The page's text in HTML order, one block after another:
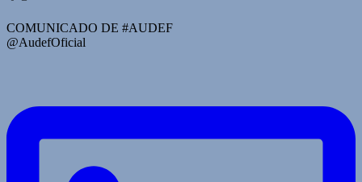
COMUNICADO DE #AUDEF
@AudefOficial